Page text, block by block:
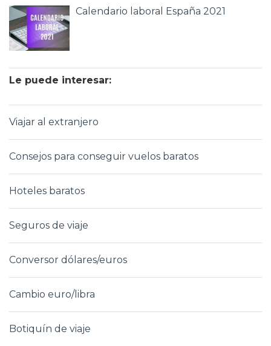
Calendario laboral España 2021
Le puede interesar:
Viajar al extranjero
Consejos para conseguir vuelos baratos
Hoteles baratos
Seguros de viaje
Conversor dólares/euros
Cambio euro/libra
Botiquín de viaje